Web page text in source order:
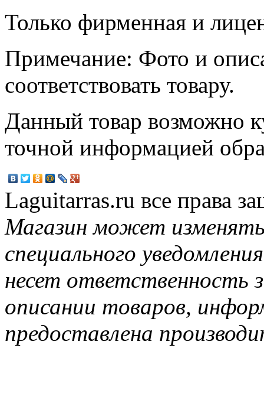
Только фирменная и
Примечание: Фото и
соответствовать товару.
Данный товар возможно
точной информацией
Laguitarras.ru все права
Магазин может
специального
несет ответственность
описании товаров,
предоставлена